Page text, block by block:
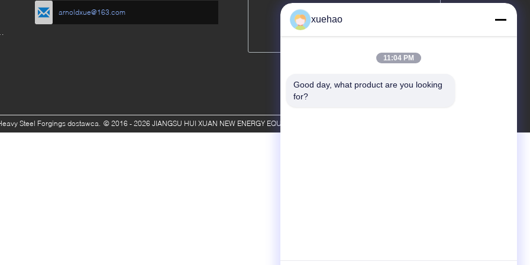
arnoldxue@163.com
Steel Forgings dostawca. © 2016 - 2026 JIANGSU HUI XUAN NEW ENERGY EQUIPMENT CO.,LTD. All Rights Reserved.
xuehao
11:04 PM
Good day, what product are you looking
for?